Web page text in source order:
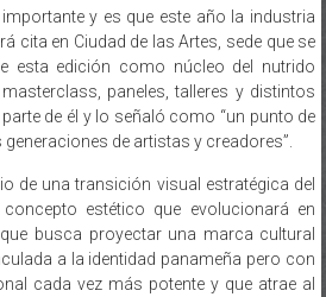
y es que este año la industria
cita en Ciudad de las Artes, sede que se
esta edición como núcleo del nutrido
paneles, talleres y distintos
de él y lo señaló como “un punto de
de artistas y creadores”.
de una transición visual estratégica del
estético que evolucionará en
busca proyectar una marca cultural
a la identidad panameña pero con
cada vez más potente y que atrae al